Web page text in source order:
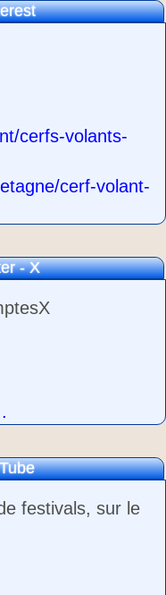
cerfs-volants-
cerf-volant-
- X
festivals, sur le